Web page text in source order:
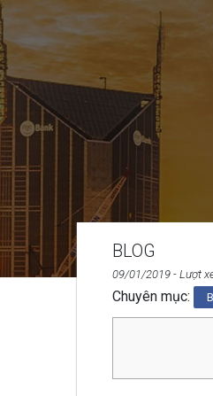
BLOG
09/01/2019 - Lượt
Chuyên mục: